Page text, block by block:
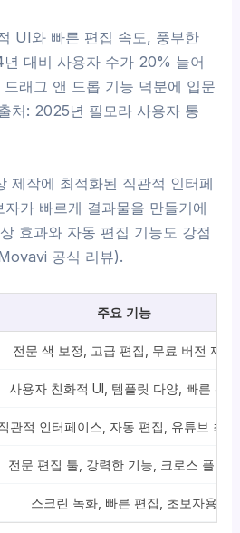
UI와 빠른 편집 속도, 풍부한
대비 사용자 수가 20% 늘어
래그 앤 드롭 기능 덕분에 입문
처: 2025년 필모라 사용자 통
제작에 최적화된 직관적 인터페
가 빠르게 결과물을 만들기에
효과와 자동 편집 기능도 강점
공식 리뷰).
주요 기능
전문 색 보정, 고급 편집, 무료 버전 제공
사용자 친화적 UI, 템플릿 다양, 빠른 편집
관적 인터페이스, 자동 편집, 유튜브 최
전문 편집 툴, 강력한 기능, 크로스 플랫폼
스크린 녹화, 빠른 편집, 초보자용